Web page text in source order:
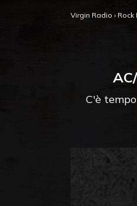
Virgin Radio › Rock
C'è